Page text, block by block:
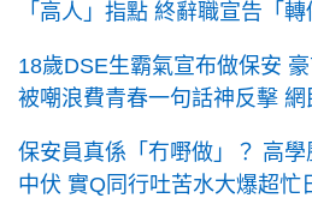
「高人」指點 終辭職宣告「轉
18歲DSE生霸氣宣布做保安 豪
被嘲浪費青春一句話神反擊
保安員真係「冇嘢做」？ 高
中伏 實Q同行吐苦水大爆超忙